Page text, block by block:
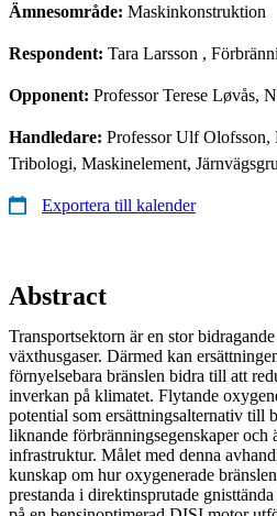
Ämnesområde: Maskinkonstruktion
Respondent: Tara Larsson ,
Opponent: Professor Terese Løvås,
Handledare: Professor Ulf
Tribologi, Maskinelement,
Exportera till kalender
Abstract
Transportsektorn är en stor
växthusgaser. Därmed kan
förnyelsebara bränslen bidra till att
inverkan på klimatet. Flytande
potential som ersättningsalternativ till
liknande förbränningsegenskaper och
infrastruktur. Målet med denna
kunskap om hur oxygenerade
prestanda i direktinsprutade